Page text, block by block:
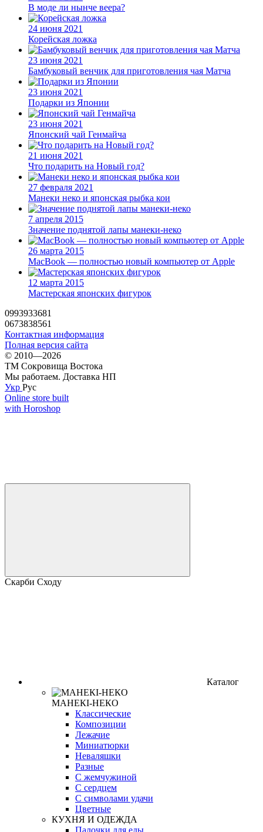
В моде ли нынче веера?
24 июня 2021
Корейская ложка
23 июня 2021
Бамбуковый венчик для приготовления чая Матча
23 июня 2021
Подарки из Японии
23 июня 2021
Японский чай Генмайча
21 июня 2021
Что подарить на Новый год?
27 февраля 2021
Манеки неко и японская рыбка кои
7 апреля 2015
Значение поднятой лапы манеки-неко
26 марта 2015
MacBook — полностью новый компьютер от Apple
12 марта 2015
Мастерская японских фигурок
0993933681
0673838561
Контактная информация
Полная версия сайта
© 2010—2026
ТМ Сокровища Востока
Мы работаем. Доставка НП
Укр Рус
Online store built
with Horoshop
Скарби Сходу
Каталог
МАНЕКІ-НЕКО
Классические
Композиции
Лежачие
Миниатюрки
Неваляшки
Разные
С жемчужиной
С сердцем
С символами удачи
Цветные
КУХНЯ И ОДЕЖДА
Палочки для еды